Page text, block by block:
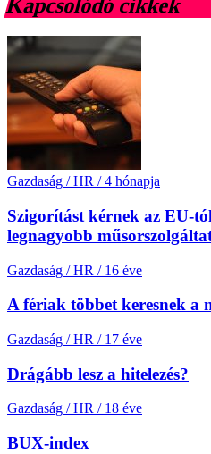
Kapcsolódó cikkek
Gazdaság / HR / 4 hónapja
Szigorítást kérnek az EU-
legnagyobb
Gazdaság / HR / 16 éve
A fériak többet keresnek a
Gazdaság / HR / 17 éve
Drágább lesz a hitelezés?
Gazdaság / HR / 18 éve
BUX-index